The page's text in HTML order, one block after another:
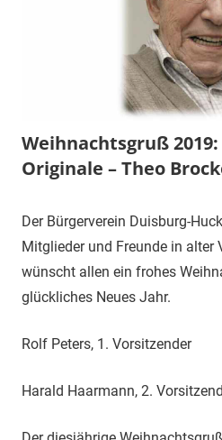
Weihnachtsgruß
Originale – Theo
14.
Dezember
2019
1.
Vorsitzender
Mitteilung
Der Bürgerverein Duisburg-
Mitglieder und Freunde in alter
wünscht allen ein frohes
glückliches Neues Jahr.
Rolf Peters, 1. Vorsitzender
Harald Haarmann, 2.